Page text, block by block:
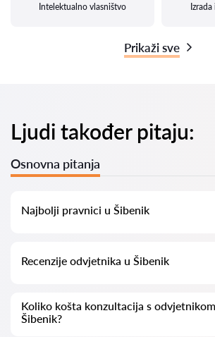
Intelektualno vlasništvo
Prikaži sve
Ljudi također pitaju:
Osnovna pitanja
Najbolji pravnici u Šibenik
informacijama. Cijene, recenzije, telefonski
Recenzije odvjetnika u Šibenik
odvjetnicima. Ne brišemo negativne recenzije
mogućnost njihovog lažnog povećavanja.
Koliko košta konzultacija s
Šibenik?